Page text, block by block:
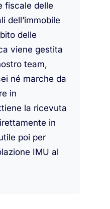
fiscale delle
dell’immobile
delle
viene gestita
team,
né marche da
in
la ricevuta
in
poi per
IMU al